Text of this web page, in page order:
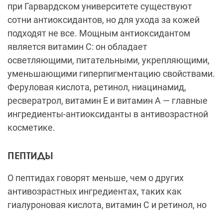
при Гарвардском университете существуют
сотни антиоксидантов, но для ухода за кожей
подходят не все. Мощным антиоксидантом
является витамин С: он обладает
осветляющими, питательными, укрепляющими,
уменьшающими гиперпигментацию свойствами.
Феруловая кислота, ретинол, ниацинамид,
ресвератрол, витамин Е и витамин А — главные
ингредиенты-антиоксиданты в антивозрастной
косметике.
ПЕПТИДЫ
О пептидах говорят меньше, чем о других
антивозрастных ингредиентах, таких как
гиалуроновая кислота, витамин С и ретинол, но